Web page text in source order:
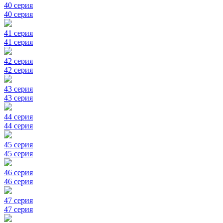
40 серия
40 серия
41 серия
41 серия
42 серия
42 серия
43 серия
43 серия
44 серия
44 серия
45 серия
45 серия
46 серия
46 серия
47 серия
47 серия